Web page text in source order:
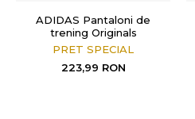
ADIDAS Pantaloni de
trening Originals
PRET SPECIAL
223,99 RON